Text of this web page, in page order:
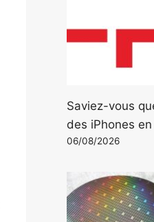
Saviez-vous
des iPhones
06/08/2026